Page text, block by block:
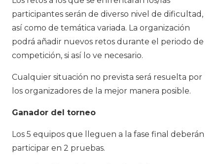
participantes serán de diverso nivel de dificultad,
así como de temática variada. La organización
podrá añadir nuevos retos durante el periodo de
competición, si así lo ve necesario.
Cualquier situación no prevista será resuelta por
los organizadores de la mejor manera posible.
Ganador del torneo
Los 5 equipos que lleguen a la fase final deberán
participar en 2 pruebas.